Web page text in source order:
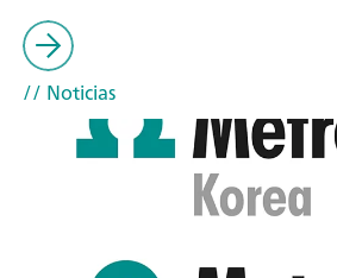
// Noticias